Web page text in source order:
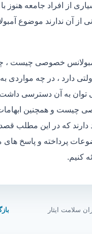
از افراد جامعه هنوز
از آن ندارند موضوع
خصوصی چیست ،
دارد ، در چه مواردی
توان به آن دسترسی داشت
چیست و همچنین
دارند که در این مطلب قصد
پرداخته و پاسخ های
کنیم.
سلامت ایثار